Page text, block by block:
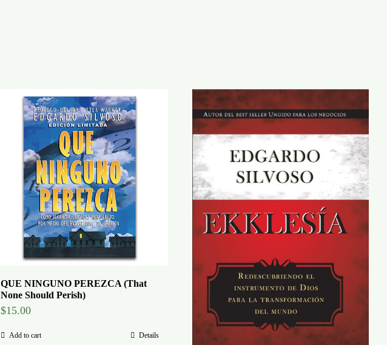
QUE NINGUNO PEREZCA (That
None Should Perish)
$15.00
Add to cart Details